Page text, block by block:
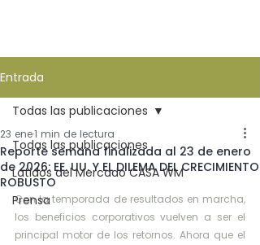
Entrada
Todas las publicaciones
Latidos del Mercado CASA WM
Prensa
Todas las publicaciones
Reporte semana finalizada al 23 de enero
de 2026: EE. UU. Y EL DILEMA DEL CRECIMIENTO
ROBUSTO
23 ene1 min de lectura
Con la temporada de resultados en marcha,
los beneficios corporativos vuelven a ser el
principal motor de los retornos. Ahora que el